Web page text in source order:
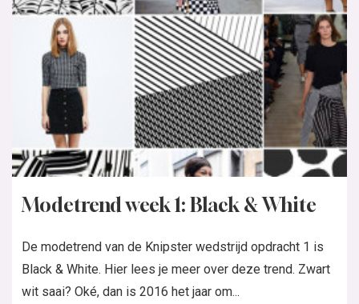
Modetrend week 1: Black & White
De modetrend van de Knipster wedstrijd opdracht 1 is
Black & White. Hier lees je meer over deze trend. Zwart
wit saai? Oké, dan is 2016 het jaar om...